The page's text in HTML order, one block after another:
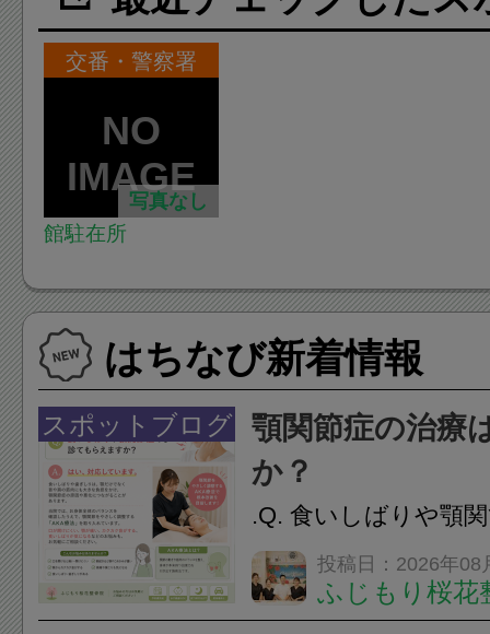
交番・警察署
写真なし
館駐在所
はちなび新着情報
スポットブログ
顎関節症の治療
か？
.Q. 食いしばりや顎
らえますか？A. はい
す。食いしばりや歯
投稿日：2026年08
ふじもり桜花